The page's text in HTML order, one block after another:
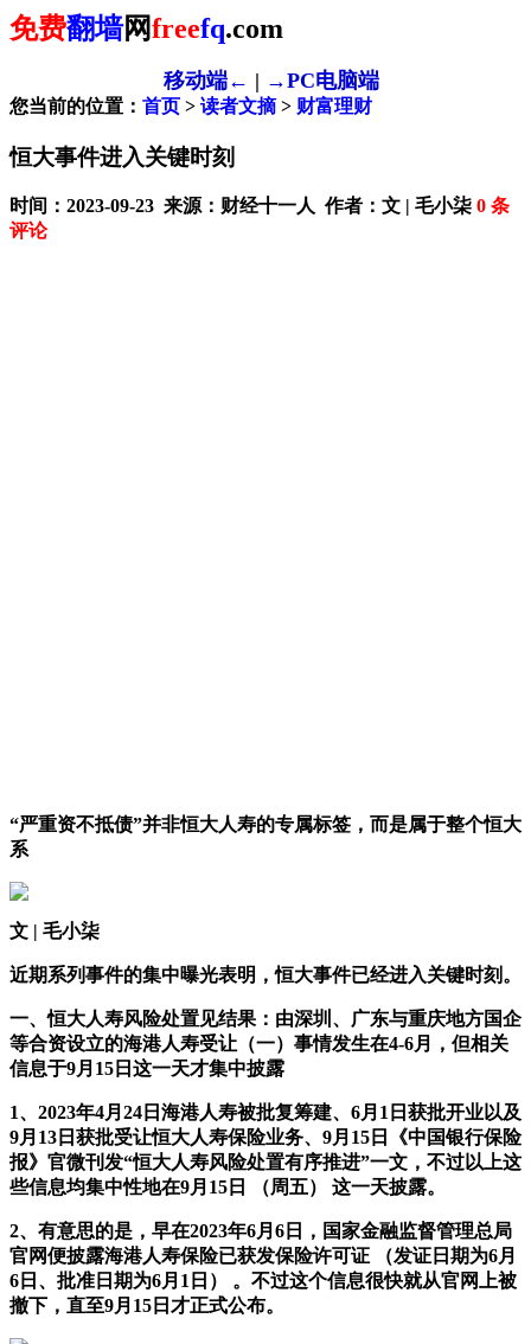
免费翻墙网freefq.com
移动端← | →PC电脑端
您当前的位置： 首页 > 读者文摘> 财富理财
恒大事件进入关键时刻
时间：2023-09-23 来源：财经十一人 作者：文 | 毛小柒 0 条
评论
“严重资不抵债”并非恒大人寿的专属标签，而是属于整个恒大
系
文 | 毛小柒
近期系列事件的集中曝光表明，恒大事件已经进入关键时刻。
一、恒大人寿风险处置见结果：由深圳、广东与重庆地方国企
等合资设立的海港人寿受让 （一）事情发生在4-6月，但相关
信息于9月15日这一天才集中披露
1、2023年4月24日海港人寿被批复筹建、6月1日获批开业以及
9月13日获批受让恒大人寿保险业务、9月15日《中国银行保险
报》官微刊发“恒大人寿风险处置有序推进”一文，不过以上这
些信息均集中性地在9月15日 （周五） 这一天披露。
2、有意思的是，早在2023年6月6日，国家金融监督管理总局
官网便披露海港人寿保险已获发保险许可证 （发证日期为6月
6日、批准日期为6月1日） 。不过这个信息很快就从官网上被
撤下，直至9月15日才正式公布。